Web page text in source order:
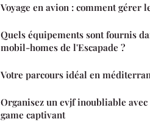
Voyage en avion : comment
Quels équipements sont fournis
mobil-homes de l'Escapade ?
Votre parcours idéal en
Organisez un evjf inoubliable avec
game captivant